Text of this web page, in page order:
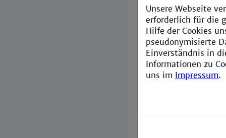
Für den Fall,
können Sie
Wenn Sie
Adresse
Studierende,
bitte mit
Schicken
Unsere Webseite
erforderlich für die
Hilfe der Cookies
pseudonymisierte
Einverständnis in
Informationen zu
uns im Impressum.